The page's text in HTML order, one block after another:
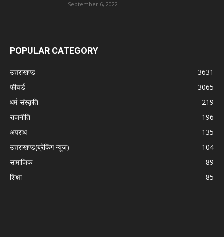
September 6, 2022
POPULAR CATEGORY
उत्तराखण्ड
3631
फीचर्ड
3065
धर्म-संस्कृति
219
राजनीति
196
अपराध
135
उत्तराखण्ड(ब्रेकिंग न्यूज़)
104
सामाजिक
89
शिक्षा
85